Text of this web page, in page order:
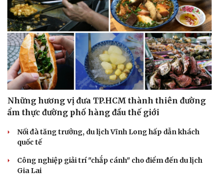
Những hương vị đưa TP.HCM thành thiên đường
ẩm thực đường phố hàng đầu thế giới
Nối đà tăng trưởng, du lịch Vĩnh Long hấp dẫn khách
quốc tế
Công nghiệp giải trí "chắp cánh" cho điểm đến du lịch
Gia Lai